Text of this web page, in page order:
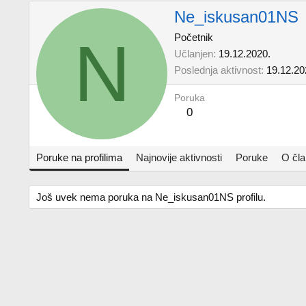
N
Ne_iskusan01NS
Početnik
Učlanjen 19.12.2020.
Poslednja aktivnost
Poruka
0
Poruke na profilima Najnovije aktivnosti Poruke O
Još uvek nema poruka na Ne_iskusan01NS profilu.